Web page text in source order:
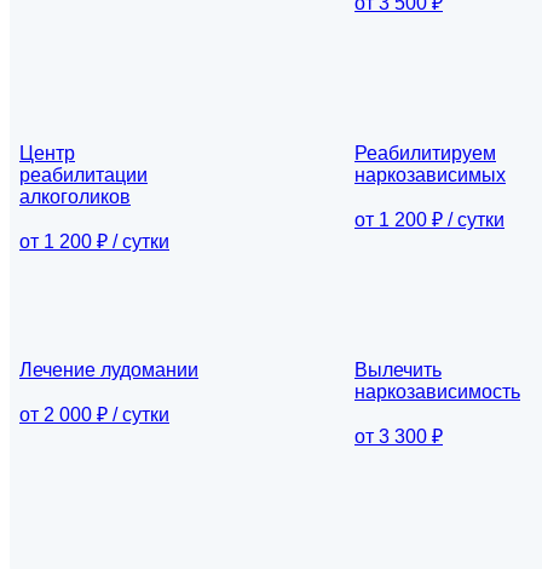
Центр
реабилитации
алкоголиков
от 1 200 ₽ / сутки
Реабилитируем
наркозависимых
от 1 200 ₽ / сутки
Лечение лудомании
от 2 000 ₽ / сутки
Вылечить
наркозависимость
от 3 300 ₽